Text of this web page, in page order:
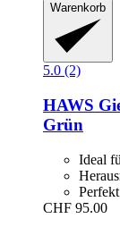
Warenkorb
5.0 (2)
HAWS
Grün
Ideal
CHF 95.00